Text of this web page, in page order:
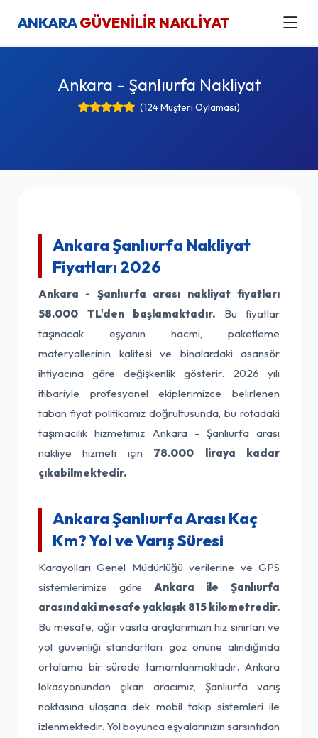
ANKARAGÜVENİLİR NAKLİYAT
Ankara - Şanlıurfa Nakliyat
(124 Müşteri Oylaması)
Ankara Şanlıurfa Nakliyat
Fiyatları 2026
Ankara - Şanlıurfa arası nakliyat fiyatları
58.000 TL'den başlamaktadır. Bu fiyatlar
taşınacak eşyanın hacmi, paketleme
materyallerinin kalitesi ve binalardaki asansör
ihtiyacına göre değişkenlik gösterir. 2026 yılı
itibariyle profesyonel ekiplerimizce belirlenen
taban fiyat politikamız doğrultusunda, bu rotadaki
taşımacılık hizmetimiz Ankara - Şanlıurfa arası
nakliye hizmeti için 78.000 liraya kadar
çıkabilmektedir.
Ankara Şanlıurfa Arası Kaç
Km? Yol ve Varış Süresi
Karayolları Genel Müdürlüğü verilerine ve GPS
sistemlerimize göre Ankara ile Şanlıurfa
arasındaki mesafe yaklaşık 815 kilometredir.
Bu mesafe, ağır vasıta araçlarımızın hız sınırları ve
yol güvenliği standartları göz önüne alındığında
ortalama bir sürede tamamlanmaktadır. Ankara
lokasyonundan çıkan aracımız, Şanlıurfa varış
noktasına ulaşana dek mobil takip sistemleri ile
izlenmektedir. Yol boyunca eşyalarınızın sarsıntıdan